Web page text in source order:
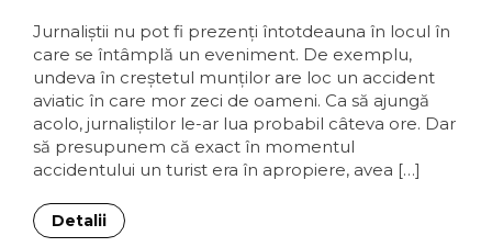
Jurnaliştii nu pot fi prezenţi întotdeauna în locul în
care se întâmplă un eveniment. De exemplu,
undeva în creştetul munţilor are loc un accident
aviatic în care mor zeci de oameni. Ca să ajungă
acolo, jurnaliştilor le-ar lua probabil câteva ore. Dar
să presupunem că exact în momentul
accidentului un turist era în apropiere, avea […]
Detalii